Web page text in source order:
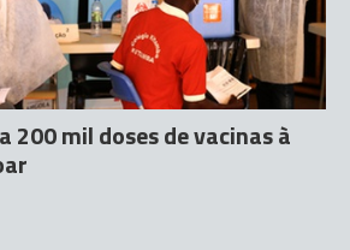
200 mil doses de vacinas à